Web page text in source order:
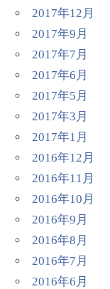
2017年12月
2017年9月
2017年7月
2017年6月
2017年5月
2017年3月
2017年1月
2016年12月
2016年11月
2016年10月
2016年9月
2016年8月
2016年7月
2016年6月